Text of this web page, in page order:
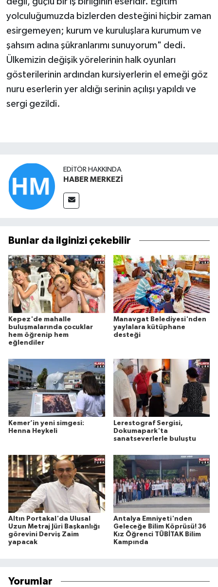
yolculuğumuzda bizlerden desteğini hiçbir zaman
esirgemeyen; kurum ve kuruluşlara kurumum ve
şahsım adına şükranlarımı sunuyorum" dedi.
Ülkemizin değişik yörelerinin halk oyunları
gösterilerinin ardından kursiyerlerin el emeği göz
nuru eserlerin yer aldığı serinin açılışı yapıldı ve
sergi gezildi.
EDITÖR HAKKINDA
HABER MERKEZİ
Bunlar da ilginizi çekebilir
Kepez'de mahalle
buluşmalarında çocuklar
hem öğrenip hem
eğlendiler
Manavgat Belediyesi'nden
yaylalara kütüphane
desteği
Kemer’in yeni simgesi:
Henna Heykeli
Lerestograf Sergisi,
Dokumapark'ta
sanatseverlerle buluştu
Altın Portakal'da Ulusal
Uzun Metraj Jüri Başkanlığı
görevini Derviş Zaim
yapacak
Antalya Emniyeti'nden
Geleceğe Bilim Köprüsü! 36
Kız Öğrenci TÜBİTAK Bilim
Kampında
Yorumlar